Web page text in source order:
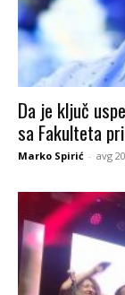
Da je ključ
sa Fakulteta
Marko Spirić - avg